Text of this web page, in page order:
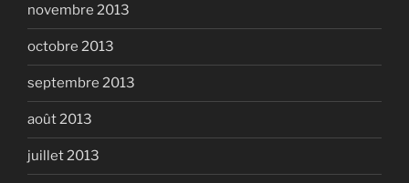
novembre 2013
octobre 2013
septembre 2013
août 2013
juillet 2013